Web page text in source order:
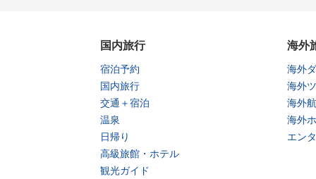
国内旅行
宿泊予約
国内旅行
交通＋宿泊
温泉
日帰り
高級旅館・ホテル
観光ガイド
海外
海外
海外
海外
海外
エン